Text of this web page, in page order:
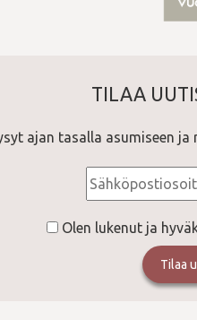
TILAA
ajan tasalla asumiseen
Olen lukenut ja